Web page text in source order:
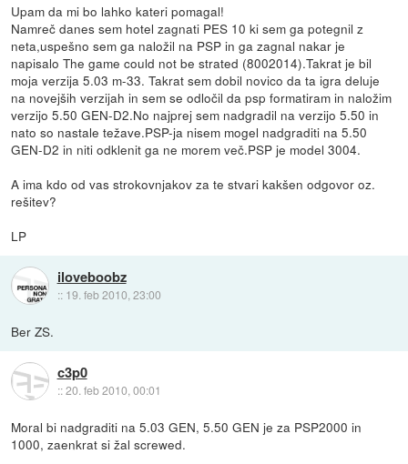
Upam da mi bo lahko kateri pomagal!
Namreč danes sem hotel zagnati PES 10 ki sem ga potegnil z
neta,uspešno sem ga naložil na PSP in ga zagnal nakar je
napisalo The game could not be strated (8002014).Takrat je bil
moja verzija 5.03 m-33. Takrat sem dobil novico da ta igra deluje
na novejših verzijah in sem se odločil da psp formatiram in naložim
verzijo 5.50 GEN-D2.No najprej sem nadgradil na verzijo 5.50 in
nato so nastale težave.PSP-ja nisem mogel nadgraditi na 5.50
GEN-D2 in niti odklenit ga ne morem več.PSP je model 3004.
A ima kdo od vas strokovnjakov za te stvari kakšen odgovor oz.
rešitev?
LP
iloveboobz
:: 19. feb 2010, 23:00
Ber ZS.
c3p0
::20. feb 2010, 00:01
Moral bi nadgraditi na 5.03 GEN, 5.50 GEN je za PSP2000 in
1000, zaenkrat si žal screwed.